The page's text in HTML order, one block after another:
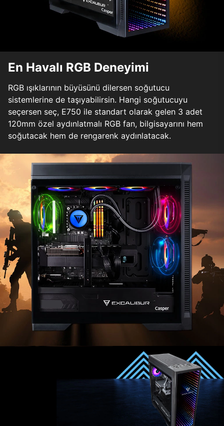
En Havalı RGB Deneyimi
RGB ışıklarının büyüsünü dilersen soğutucu
sistemlerine de taşıyabilirsin. Hangi soğutucuyu
seçersen seç, E750 ile standart olarak gelen 3 adet
120mm özel aydınlatmalı RGB fan, bilgisayarını hem
soğutacak hem de rengarenk aydınlatacak.